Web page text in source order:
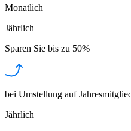
Monatlich
Jährlich
Sparen Sie bis zu 50%
bei Umstellung auf
Jährlich